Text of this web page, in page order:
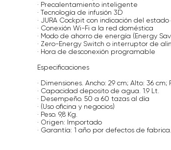
· Precalentamiento inteligente
· Tecnología de infusión 3D
· JURA Cockpit con indicación del
· Conexión Wi-Fi a la red doméstica
· Modo de ahorro de energía (Energy
· Zero-Energy Switch o interruptor de
· Hora de desconexión programable
Especificaciones
· Dimensiones. Ancho: 29 cm; Alto: 36 cm;
· Capacidad deposito de agua. 1.9 Lt.
· Desempeño. 50 a 60 tazas al día
· (Uso oficina y negocios)
· Peso. 9,8 Kg.
· Origen: Importado
· Garantía: 1 año por defectos de fabrica.